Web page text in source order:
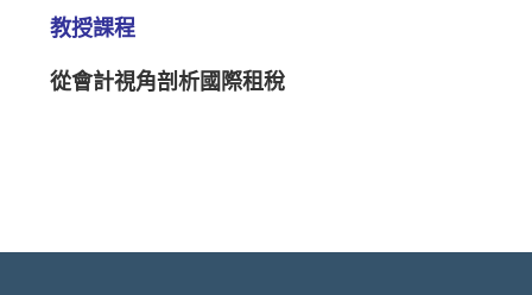
教授課程
從會計視角剖析國際租稅